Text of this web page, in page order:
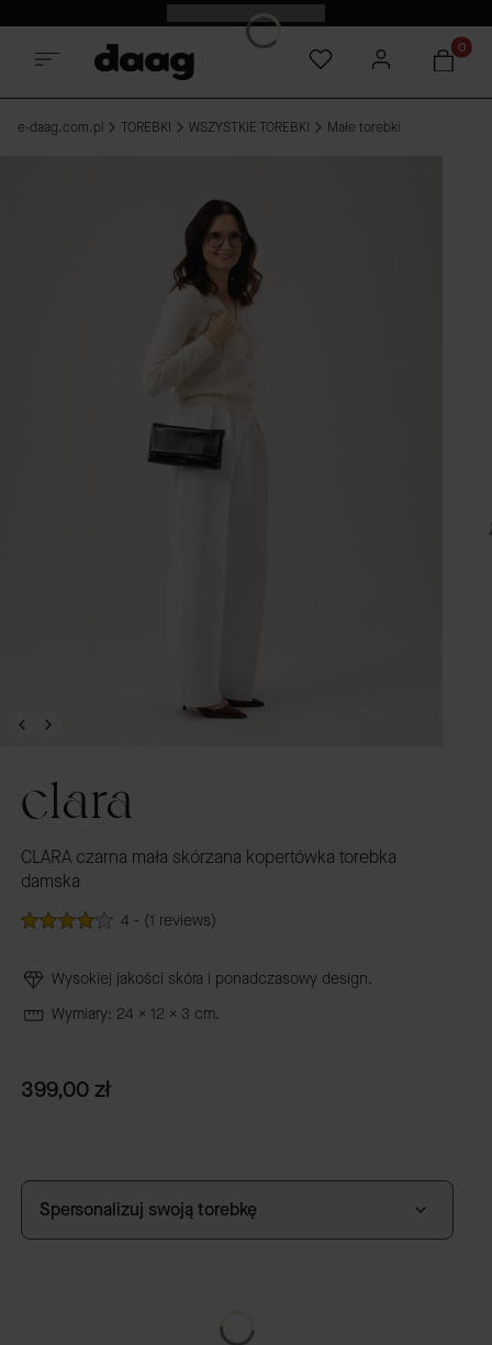
Odkryj nowości -15%
e-daag.com.pl TOREBKI WSZYSTKIE TOREBKI Małe torebki
clara
CLARA czarna mała skórzana kopertówka torebka
damska
4 - (1 reviews)
Wysokiej jakości skóra i ponadczasowy design.
Wymiary: 24 x 12 x 3 cm.
Cena
399,00 zł
Spersonalizuj swoją torebkę